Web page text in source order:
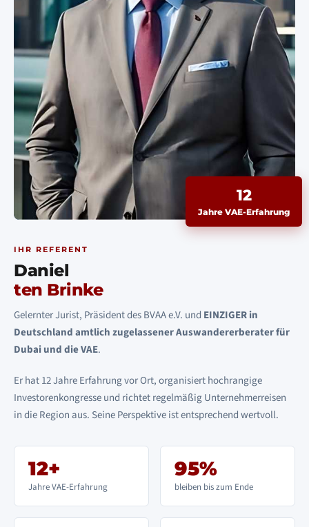
12
Jahre VAE-Erfahrung
IHR REFERENT
Daniel
ten Brinke
Gelernter Jurist, Präsident des BVAA e.V. und EINZIGER in
Deutschland amtlich zugelassener Auswandererberater für
Dubai und die VAE.
Er hat 12 Jahre Erfahrung vor Ort, organisiert hochrangige
Investorenkongresse und richtet regelmäßig Unternehmerreisen
in die Region aus. Seine Perspektive ist entsprechend wertvoll.
12+
Jahre VAE-Erfahrung
95%
bleiben bis zum Ende